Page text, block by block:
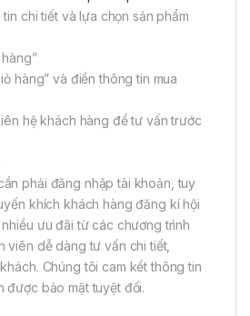
chi tiết và lựa chọn sản phẩm
hàng” và điền thông tin mua
hệ khách hàng để tư vấn trước
phải đăng nhập tài khoản, tuy
khích khách hàng đăng kí hội
ưu đãi từ các chương trình
viên dễ dàng tư vấn chi tiết,
Chúng tôi cam kết thông tin
được bảo mật tuyệt đối.